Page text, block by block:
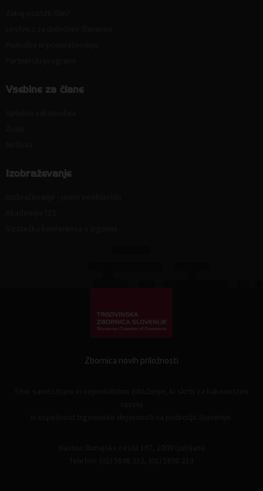
Vsebine za člane
Izobraževanje
Zbornica novih priložnosti